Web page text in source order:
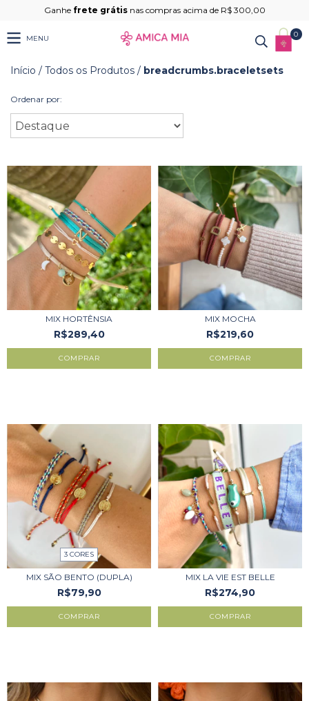
Ganhe frete grátisnas compras acima de R$ 300,00
MENU 0
Início / Todos os Produtos / breadcrumbs.braceletsets
Ordenar por:
MIX HORTÊNSIA
R$289,40
COMPRAR
MIX MOCHA
R$219,60
COMPRAR
3 CORES
MIX SÃO BENTO (DUPLA)
R$79,90
COMPRAR
MIX LA VIE EST BELLE
R$274,90
COMPRAR